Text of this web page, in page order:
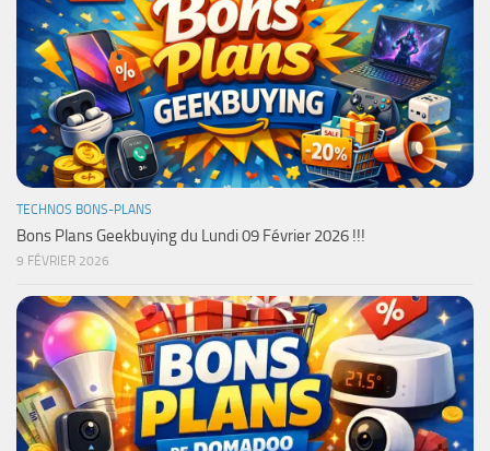
TECHNOS BONS-PLANS
Bons Plans Geekbuying du Lundi 09 Février 2026 !!!
9 FÉVRIER 2026